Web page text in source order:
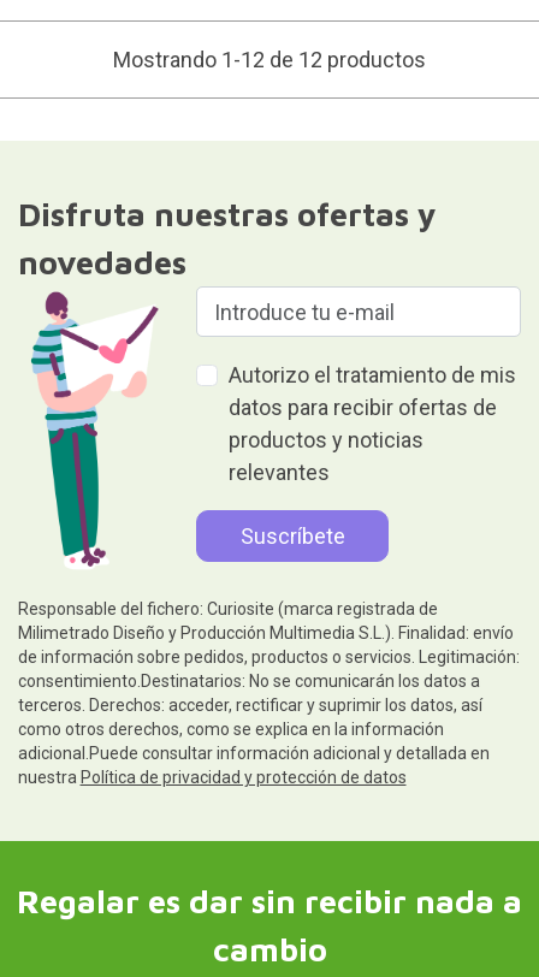
Mostrando 1-12 de 12 productos
Disfruta nuestras ofertas y
novedades
Autorizo el tratamiento de mis
datos para recibir ofertas de
productos y noticias
relevantes
Responsable del fichero: Curiosite (marca registrada de
Milimetrado Diseño y Producción Multimedia S.L.). Finalidad: envío
de información sobre pedidos, productos o servicios. Legitimación:
consentimiento.Destinatarios: No se comunicarán los datos a
terceros. Derechos: acceder, rectificar y suprimir los datos, así
como otros derechos, como se explica en la información
adicional.Puede consultar información adicional y detallada en
nuestra Política de privacidad y protección de datos
Regalar es dar sin recibir nada a
cambio